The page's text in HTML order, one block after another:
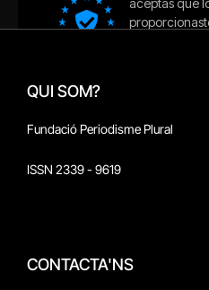
QUI SOM?
Fundació Periodisme Plural
ISSN 2339 - 9619
CONTACTA'NS